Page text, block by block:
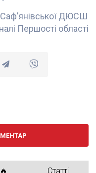
ДЮСШ
Першості області
Статті